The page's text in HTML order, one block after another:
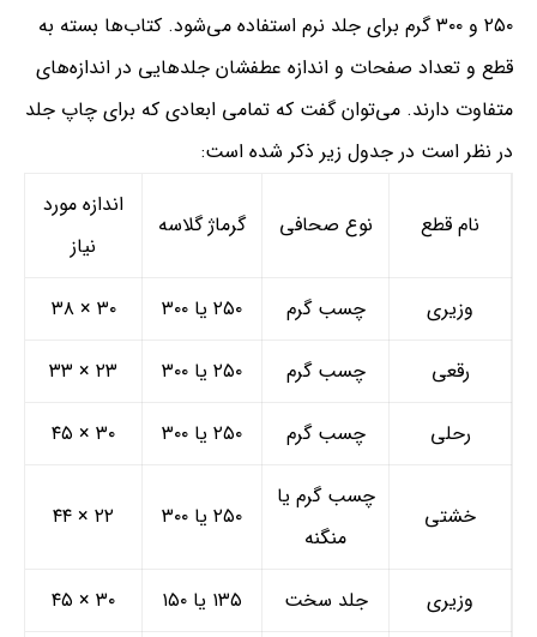
۲۵۰ و ۳۰۰ گرم برای جلد نرم استفاده می‌شود. کتاب‌ها بسته به
قطع و تعداد صفحات و اندازه عطفشان جلدهایی در اندازه‌های
متفاوت دارند. می‌توان گفت که تمامی ابعادی که برای چاپ جلد
در نظر است در جدول زیر ذکر شده است:
نام قطع نوع صحافی گرماژ گلاسه
اندازه مورد
نیاز
وزیری چسب گرم ۲۵۰ یا ۳۰۰ ۳۰ × ۳۸
رقعی چسب گرم ۲۵۰ یا ۳۰۰ ۲۳ × ۳۳
رحلی چسب گرم ۲۵۰ یا ۳۰۰ ۳۰ × ۴۵
خشتی
چسب گرم یا
منگنه
۲۵۰ یا ۳۰۰ ۲۲ × ۴۴
وزیری جلد سخت ۱۳۵ یا ۱۵۰ ۳۰ × ۴۵